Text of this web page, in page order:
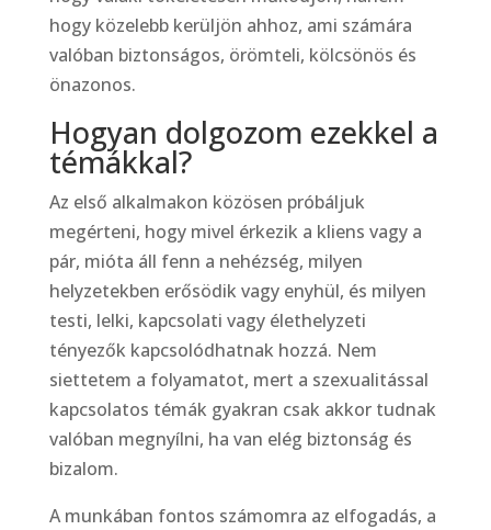
hogy közelebb kerüljön ahhoz, ami számára
valóban biztonságos, örömteli, kölcsönös és
önazonos.
Hogyan dolgozom ezekkel a
témákkal?
Az első alkalmakon közösen próbáljuk
megérteni, hogy mivel érkezik a kliens vagy a
pár, mióta áll fenn a nehézség, milyen
helyzetekben erősödik vagy enyhül, és milyen
testi, lelki, kapcsolati vagy élethelyzeti
tényezők kapcsolódhatnak hozzá. Nem
siettetem a folyamatot, mert a szexualitással
kapcsolatos témák gyakran csak akkor tudnak
valóban megnyílni, ha van elég biztonság és
bizalom.
A munkában fontos számomra az elfogadás, a